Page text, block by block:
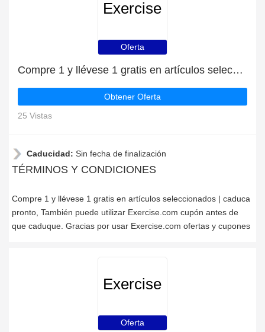
Exercise
Oferta
Compre 1 y llévese 1 gratis en artículos seleccionados | caduca pronto
Obtener Oferta
25 Vistas
Caducidad: Sin fecha de finalización
TÉRMINOS Y CONDICIONES
Compre 1 y llévese 1 gratis en artículos seleccionados | caduca
pronto, También puede utilizar Exercise.com cupón antes de
que caduque. Gracias por usar Exercise.com ofertas y cupones
Exercise
Oferta